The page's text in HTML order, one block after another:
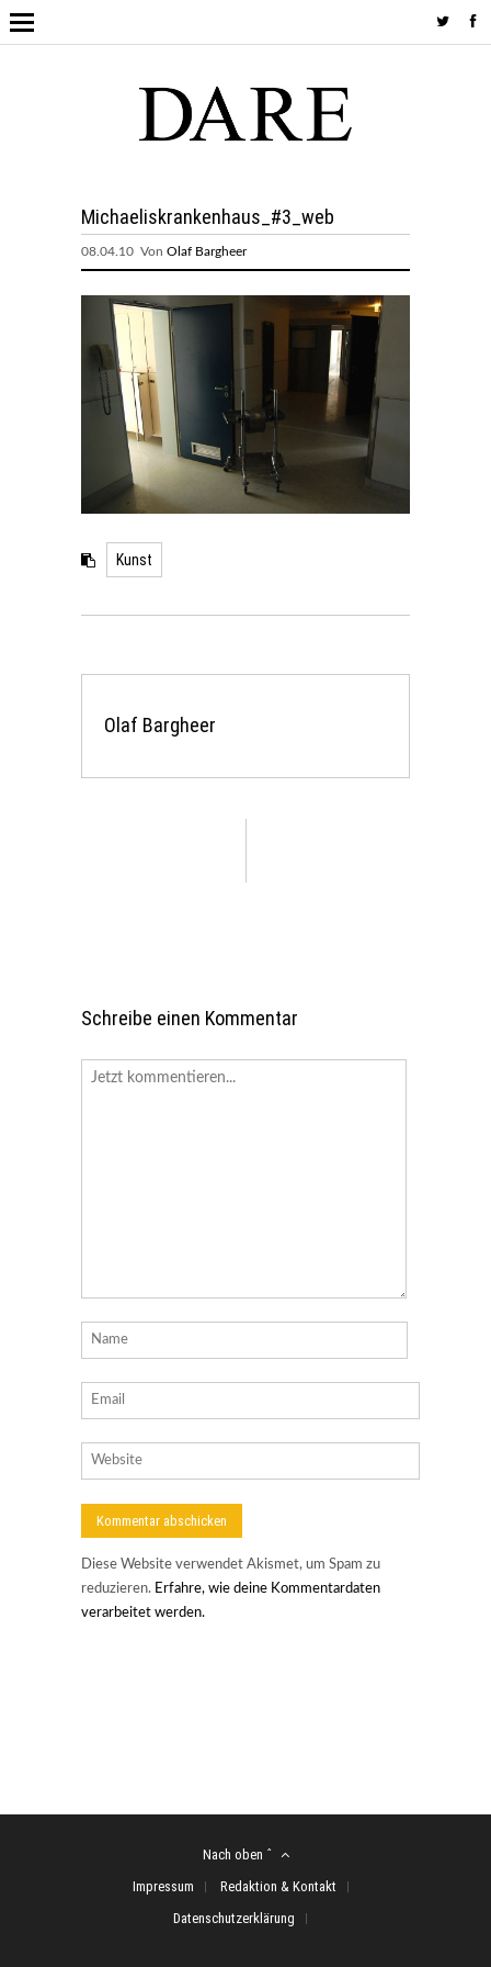
Michaeliskrankenhaus_#3_web
08.04.10 Von Olaf Bargheer
Kunst
Olaf Bargheer
Schreibe einen Kommentar
Diese Website verwendet Akismet, um Spam zu
reduzieren. Erfahre, wie deine Kommentardaten
verarbeitet werden.
Nach oben ˆ
Impressum
Redaktion & Kontakt
Datenschutzerklärung